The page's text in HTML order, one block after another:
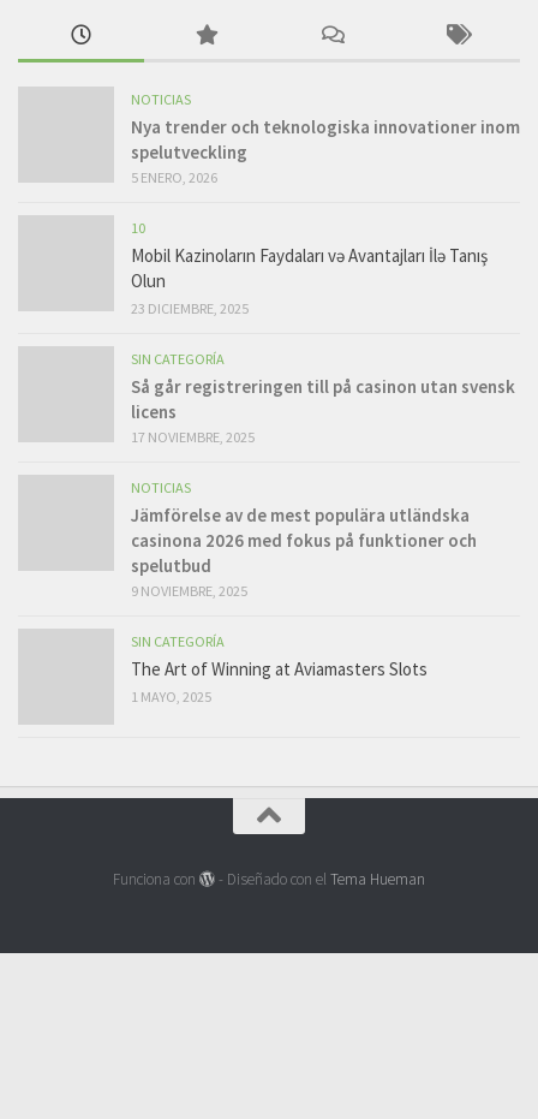
NOTICIAS
Nya trender och teknologiska innovationer inom
spelutveckling
5 ENERO, 2026
10
Mobil Kazinoların Faydaları və Avantajları İlə Tanış
Olun
23 DICIEMBRE, 2025
SIN CATEGORÍA
Så går registreringen till på casinon utan svensk
licens
17 NOVIEMBRE, 2025
NOTICIAS
Jämförelse av de mest populära utländska
casinona 2026 med fokus på funktioner och
spelutbud
9 NOVIEMBRE, 2025
SIN CATEGORÍA
The Art of Winning at Aviamasters Slots
1 MAYO, 2025
Funciona con - Diseñado con elTema Hueman